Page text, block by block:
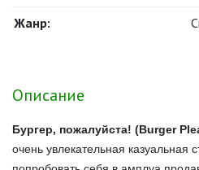
Жанр:
Описание
Бургер, пожалуйста! (Burger
очень увлекательная казуальная